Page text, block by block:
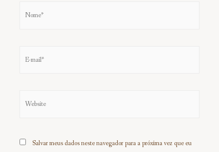
Salvar meus dados neste navegador para a próxima vez que eu